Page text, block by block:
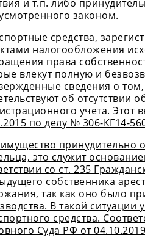
и т.п. либо
законом.
средства,
налогообложения
права
влекут полную и
сведения о
об отсутствии
учета. Этот
по делу № 306-КГ14-
принудительно
это служит
со ст. 235
собственника
так как оно было
В такой
средства.
Суда РФ от